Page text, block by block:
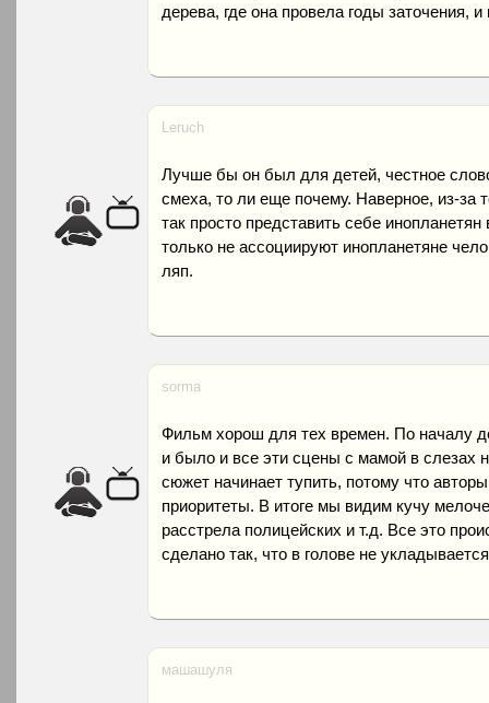
дерева, где она провела годы заточения,
Leruch
Лучше бы он был для детей, честное
смеха, то ли еще почему. Наверное, из-за
так просто представить себе
только не ассоциируют инопланетяне
ляп.
sorma
Фильм хорош для тех времен. По началу
и было и все эти сцены с мамой в слезах
сюжет начинает тупить, потому что
приоритеты. В итоге мы видим кучу
расстрела полицейских и т.д. Все это
сделано так, что в голове не
машашуля